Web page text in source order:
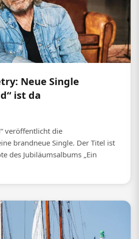
Neue Single
ist da
veröffentlicht die
brandneue Single. Der Titel ist
des Jubiläumsalbums „Ein